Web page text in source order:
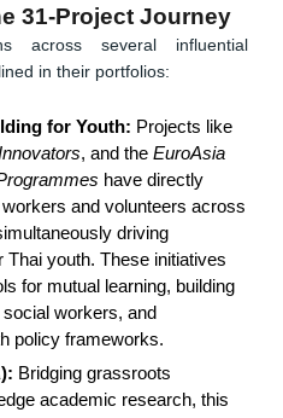
31-Project Journey
across several influential
in their portfolios:
for Youth: Projects like
, and theEuroAsia
have directly
and volunteers across
driving
youth. These initiatives
for mutual learning, building
workers, and
policy frameworks.
Bridging grassroots
academic research, this